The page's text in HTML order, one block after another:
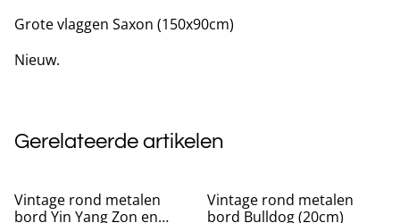
Grote vlaggen Saxon (150x90cm)
Nieuw.
Gerelateerde artikelen
Vintage rond metalen
bord Yin Yang Zon en
Vintage rond metalen
bord Bulldog (20cm)